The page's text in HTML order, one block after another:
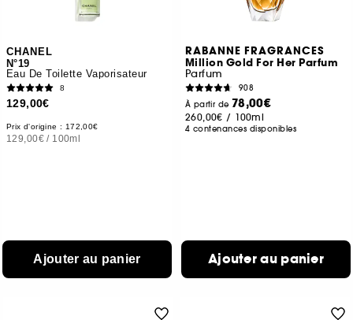
CHANEL
N°19
Eau De Toilette Vaporisateur
8
129,00€
Prix d'origine : 172,00€
129,00€ / 100ml
Ajouter au panier
RABANNE FRAGRANCES
Million Gold For Her Parfum
Parfum
908
À partir de 78,00€
260,00€ / 100ml
4 contenances disponibles
Ajouter au panier